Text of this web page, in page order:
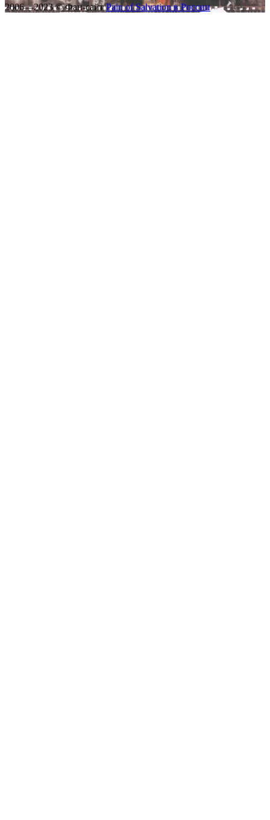
2006—2023 © Фан-сайтPain of Salvation в России